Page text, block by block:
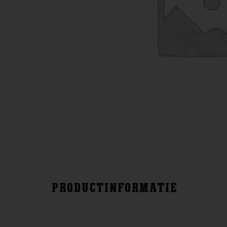
PRODUCTINFORMATIE